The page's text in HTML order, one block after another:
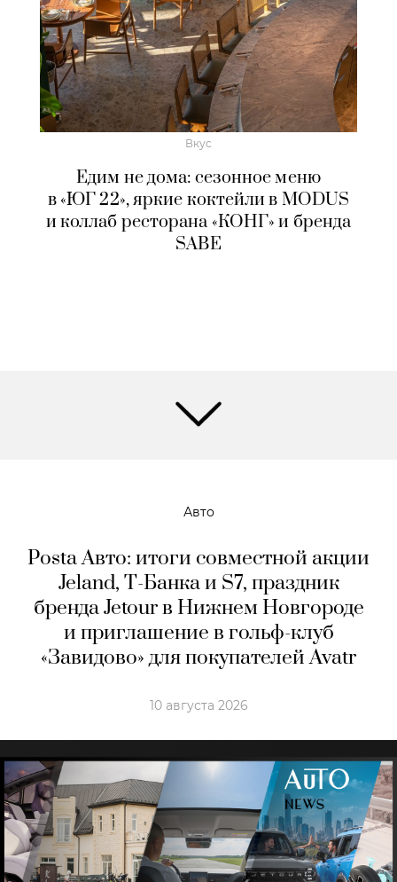
Вкус
Едим не дома: сезонное меню
в «ЮГ 22», яркие коктейли в MODUS
и коллаб ресторана «КОНГ» и бренда
SABE
Авто
Posta Авто: итоги совместной акции
Jeland, Т-Банка и S7, праздник
бренда Jetour в Нижнем Новгороде
и приглашение в гольф-клуб
«Завидово» для покупателей Avatr
10 августа 2026